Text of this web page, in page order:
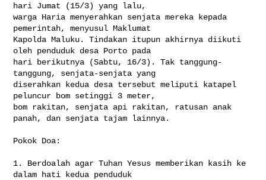
hari Jumat (15/3) yang lalu,
warga Haria menyerahkan senjata mereka kepada
pemerintah, menyusul Maklumat
Kapolda Maluku. Tindakan itupun akhirnya diikuti
oleh penduduk desa Porto pada
hari berikutnya (Sabtu, 16/3). Tak tanggung-
tanggung, senjata-senjata yang
diserahkan kedua desa tersebut meliputi katapel
peluncur bom setinggi 3 meter,
bom rakitan, senjata api rakitan, ratusan anak
panah, dan senjata tajam lainnya.
Pokok Doa:
1. Berdoalah agar Tuhan Yesus memberikan kasih ke
dalam hati kedua penduduk